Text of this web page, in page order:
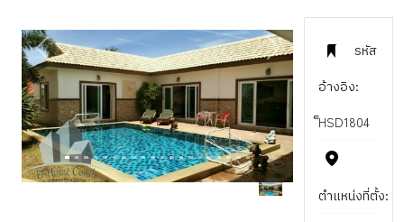
รหัส
อ้างอิง:
็HSD1804
ตำแหน่งที่ตั้ง:
PREVIOUS NEXT